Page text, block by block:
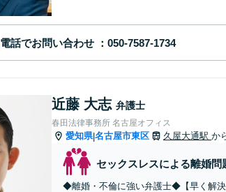
電話でお問い合わせ
近藤 大志 弁護士
春田法律事務所 名古屋オフィス
愛知県|名古屋市東区 久屋大通駅 か
セックスレスによる離婚問
◆離婚・不倫に強い弁護士◆【早く解決